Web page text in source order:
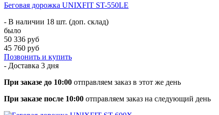
Беговая дорожка UNIXFIT ST-550LE
- В наличии 18 шт. (доп. склад)
было
50 336 руб
45 760 руб
Позвонить и купить
- Доставка 3 дня
При заказе до 10:00 отправляем заказ в этот же день
При заказе после 10:00 отправляем заказ на следующий день